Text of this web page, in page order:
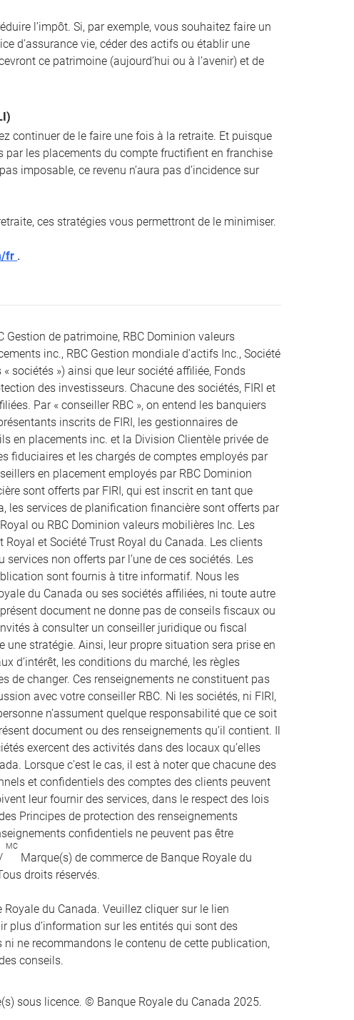
l’impôt. Si, par exemple, vous souhaitez faire un
d’assurance vie, céder des actifs ou établir une
ce patrimoine (aujourd’hui ou à l’avenir) et de
continuer de le faire une fois à la retraite. Et puisque
par les placements du compte fructifient en franchise
imposable, ce revenu n’aura pas d’incidence sur
ces stratégies vous permettront de le minimiser.
fr .
Gestion de patrimoine, RBC Dominion valeurs
inc., RBC Gestion mondiale d’actifs Inc., Société
sociétés ») ainsi que leur société affiliée, Fonds
des investisseurs. Chacune des sociétés, FIRI et
Par « conseiller RBC », on entend les banquiers
inscrits de FIRI, les gestionnaires de
en placements inc. et la Division Clientèle privée de
fiduciaires et les chargés de comptes employés par
en placement employés par RBC Dominion
sont offerts par FIRI, qui est inscrit en tant que
les services de planification financière sont offerts par
ou RBC Dominion valeurs mobilières Inc. Les
et Société Trust Royal du Canada. Les clients
non offerts par l’une de ces sociétés. Les
sont fournis à titre informatif. Nous les
du Canada ou ses sociétés affiliées, ni toute autre
document ne donne pas de conseils fiscaux ou
à consulter un conseiller juridique ou fiscal
stratégie. Ainsi, leur propre situation sera prise en
d’intérêt, les conditions du marché, les règles
de changer. Ces renseignements ne constituent pas
avec votre conseiller RBC. Ni les sociétés, ni FIRI,
n’assument quelque responsabilité que ce soit
document ou des renseignements qu’il contient. Il
exercent des activités dans des locaux qu’elles
Lorsque c’est le cas, il est à noter que chacune des
et confidentiels des comptes des clients peuvent
leur fournir des services, dans le respect des lois
Principes de protection des renseignements
confidentiels ne peuvent pas être
MC
Marque(s) de commerce de Banque Royale du
droits réservés.
du Canada. Veuillez cliquer sur le lien
plus d’information sur les entités qui sont des
ni ne recommandons le contenu de cette publication,
conseils.
sous licence. © Banque Royale du Canada 2025.